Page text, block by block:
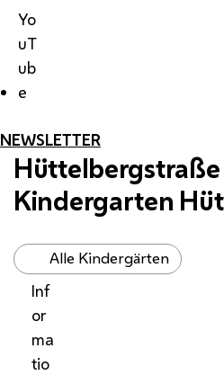
Yo
uT
ub
e
NEWSLETTER
Hüttelbergstraße
Kindergarten
Alle Kindergärten
Inf
or
ma
tio